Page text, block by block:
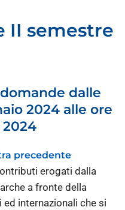
II semestre
dalle
2024 alle ore
2024
precedente
erogati dalla
a fronte della
internazionali che si